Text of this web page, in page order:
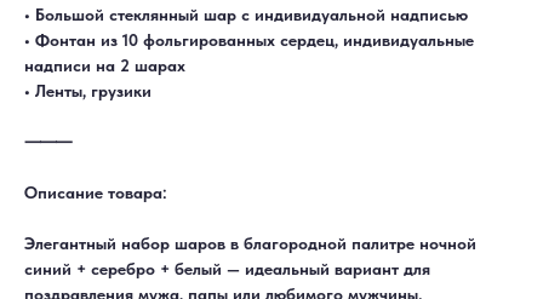
• Большой стеклянный шар с индивидуальной надписью
• Фонтан из 10 фольгированных сердец, индивидуальные
надписи на 2 шарах
• Ленты, грузики
⸻
Описание товара:
Элегантный набор шаров в благородной палитре ночной
синий + серебро + белый — идеальный вариант для
поздравления мужа, папы или любимого мужчины.